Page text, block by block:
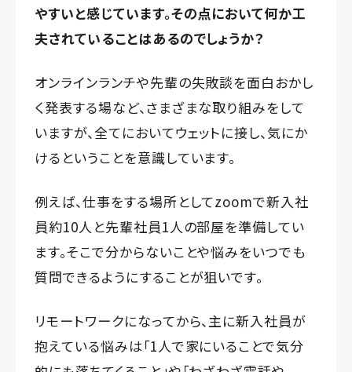
やすいと感じています。その点において何か工
夫されていることはあるのでしょうか？
オンラインランチや先輩の失敗談を面白おかし
く発表する場など、さまざまな取り組みをして
いますが、全てにおいてウェットに接し、気にか
けるということを意識しています。
例えば、仕事をする場所としてzoomで新入社
員約10人と先輩社員1人の部屋を準備してい
ます。そこで分からないことや悩みをいつでも
質問できるようにすることが狙いです。
リモートワークになってから、主に新入社員が
抱えている悩みは「1人で家にいることで気分